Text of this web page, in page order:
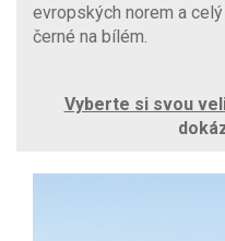
evropských norem a
černé na bílém.
Vyberte si svou